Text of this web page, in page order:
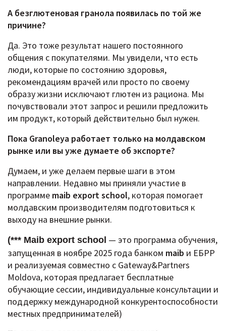
А безглютеновая гранола появилась по той же
причине?
Да. Это тоже результат нашего постоянного
общения с покупателями. Мы увидели, что есть
люди, которые по состоянию здоровья,
рекомендациям врачей или просто по своему
образу жизни исключают глютен из рациона. Мы
почувствовали этот запрос и решили предложить
им продукт, который действительно был нужен.
Пока Granoleya работает только на молдавском
рынке или вы уже думаете об экспорте?
Думаем, и уже делаем первые шаги в этом
направлении. Недавно мы приняли участие в
программе maib export school, которая помогает
молдавским производителям подготовиться к
выходу на внешние рынки.
(*** Maib export school — это программа обучения,
запущенная в ноябре 2025 года банком maib и ЕБРР
и реализуемая совместно с Gateway&Partners
Moldova, которая предлагает бесплатные
обучающие сессии, индивидуальные консультации и
поддержку международной конкурентоспособности
местных предпринимателей)